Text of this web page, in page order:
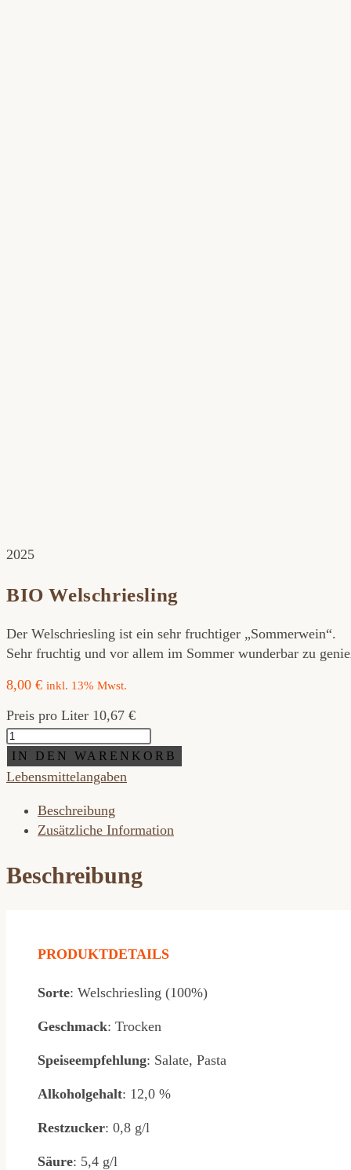
2025
BIO Welschriesling
Der Welschriesling ist ein sehr fruchtiger „Sommerwein“.
Sehr fruchtig und vor allem im Sommer wunderbar zu
8,00 € inkl. 13% Mwst.
Preis pro Liter 10,67 €
BIO
Welschriesling
Menge
IN DEN WARENKORB
Lebensmittelangaben
Beschreibung
Zusätzliche Information
Beschreibung
PRODUKTDETAILS
Sorte: Welschriesling (100%)
Geschmack: Trocken
Speiseempfehlung: Salate, Pasta
Alkoholgehalt: 12,0 %
Restzucker: 0,8 g/l
Säure: 5,4 g/l